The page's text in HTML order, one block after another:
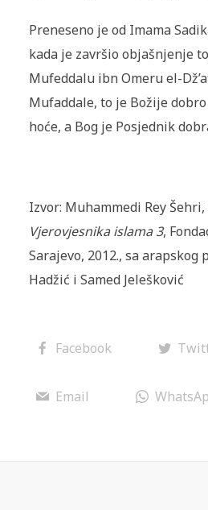
Preneseno je od Imama
kada je završio objašnjenje
Mufeddalu ibn Omeru el-
Mufaddale, to je Božije
hoće, a Bog je Posjednik
Izvor: Muhammedi Rey Šehri,
Vjerovjesnika islama 3,
Sarajevo, 2012., sa
Hadžić i Samed Jelešković
Facebook
Email